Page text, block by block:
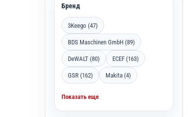
Бренд
3Keego (47)
BDS Maschinen GmbH (89)
DeWALT (80) ECEF (163)
GSR (162) Makita (4)
Показать еще